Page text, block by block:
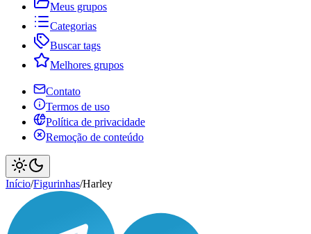
Meus grupos
Categorias
Buscar tags
Melhores grupos
Contato
Termos de uso
Política de privacidade
Remoção de conteúdo
Início/Figurinhas/Harley